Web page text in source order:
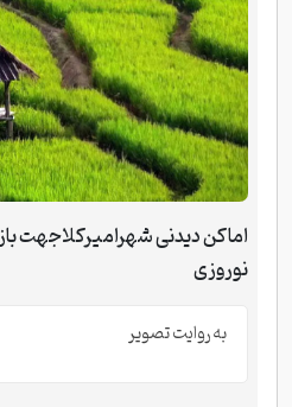
اماکن دیدنی شهرامیرکلاجهت
نوروزی
به روایت تصویر